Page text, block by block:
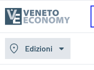
Edizioni